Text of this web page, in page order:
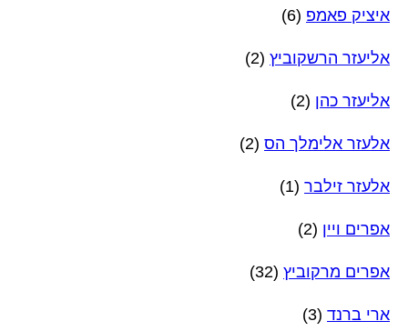
איציק פאמפ (6)
אליעזר הרשקוביץ (2)
אליעזר כהן (2)
אלעזר אלימלך הס (2)
אלעזר זילבר (1)
אפרים ויין (2)
אפרים מרקוביץ (32)
ארי ברנד (3)